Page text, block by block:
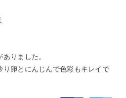
りました。
卵とにんじんで色彩もキレイで